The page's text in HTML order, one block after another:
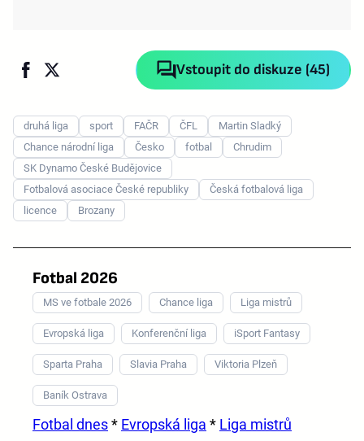
Vstoupit do diskuze (45)
druhá liga sport FAČR ČFL
Martin Sladký
Chance národní liga
Česko fotbal
Chrudim
SK Dynamo České Budějovice
Fotbalová asociace České republiky
Česká fotbalová liga
licence
Brozany
Fotbal 2026
MS ve fotbale 2026 Chance liga Liga mistrů
Evropská liga Konferenční liga iSport Fantasy
Sparta Praha Slavia Praha Viktoria Plzeň
Baník Ostrava
Fotbal dnes* Evropská liga * Liga mistrů